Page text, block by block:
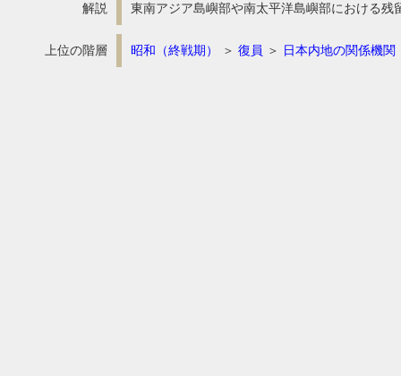
解説 東南アジア島嶼部や南太平洋島嶼部における残
上位の階層 昭和（終戦期） ＞ 復員 ＞ 日本内地の関係機関